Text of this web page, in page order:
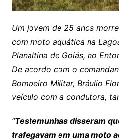
Um jovem de 25 anos
com moto aquática na
Planaltina de Goiás, no
De acordo com o
Bombeiro Militar, Bráulio
veículo com a condutora,
“Testemunhas disseram
trafegavam em uma moto